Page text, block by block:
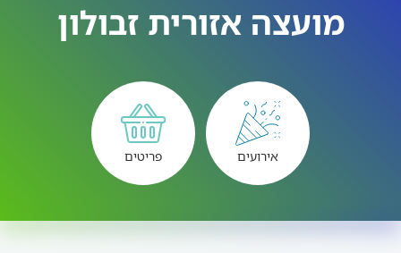
מועצה אזורית זבולון
אירועים פריטים